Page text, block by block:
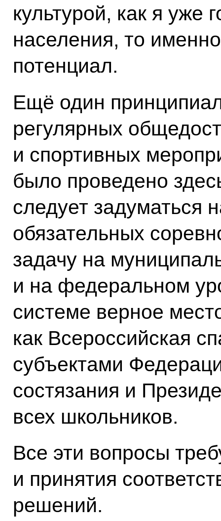
культурой, как я уже
населения, то
потенциал.
Ещё один
регулярных
и спортивных
было проведено
следует задуматься
обязательных
задачу на
и на федеральном
системе верное
как Всероссийская
субъектами
состязания и
всех школьников.
Все эти вопросы
и принятия
решений.